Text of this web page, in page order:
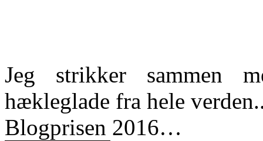
Jeg strikker sammen
hækleglade fra hele
Blogprisen 2016…